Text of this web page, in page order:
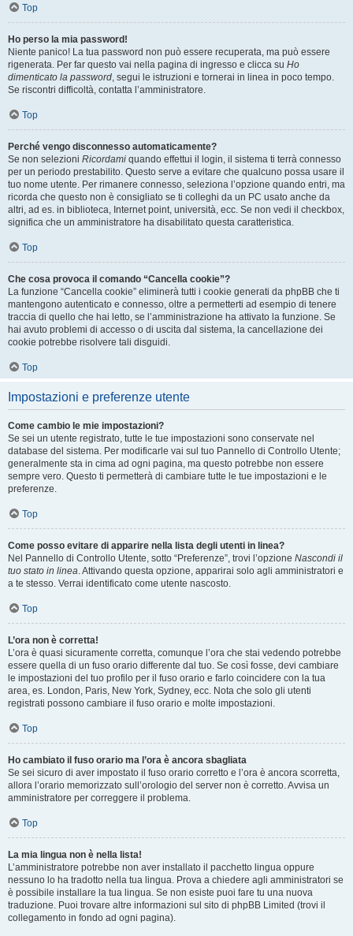
Top
Ho perso la mia password!
Niente panico! La tua password non può essere recuperata, ma può essere
rigenerata. Per far questo vai nella pagina di ingresso e clicca su Ho
dimenticato la password, segui le istruzioni e tornerai in linea in poco tempo.
Se riscontri difficoltà, contatta l’amministratore.
Top
Perché vengo disconnesso automaticamente?
Se non selezioni Ricordami quando effettui il login, il sistema ti terrà connesso
per un periodo prestabilito. Questo serve a evitare che qualcuno possa usare il
tuo nome utente. Per rimanere connesso, seleziona l’opzione quando entri, ma
ricorda che questo non è consigliato se ti colleghi da un PC usato anche da
altri, ad es. in biblioteca, Internet point, università, ecc. Se non vedi il checkbox,
significa che un amministratore ha disabilitato questa caratteristica.
Top
Che cosa provoca il comando “Cancella cookie”?
La funzione “Cancella cookie” eliminerà tutti i cookie generati da phpBB che ti
mantengono autenticato e connesso, oltre a permetterti ad esempio di tenere
traccia di quello che hai letto, se l’amministrazione ha attivato la funzione. Se
hai avuto problemi di accesso o di uscita dal sistema, la cancellazione dei
cookie potrebbe risolvere tali disguidi.
Top
Impostazioni e preferenze utente
Come cambio le mie impostazioni?
Se sei un utente registrato, tutte le tue impostazioni sono conservate nel
database del sistema. Per modificarle vai sul tuo Pannello di Controllo Utente;
generalmente sta in cima ad ogni pagina, ma questo potrebbe non essere
sempre vero. Questo ti permetterà di cambiare tutte le tue impostazioni e le
preferenze.
Top
Come posso evitare di apparire nella lista degli utenti in linea?
Nel Pannello di Controllo Utente, sotto “Preferenze”, trovi l’opzione Nascondi il
tuo stato in linea. Attivando questa opzione, apparirai solo agli amministratori e
a te stesso. Verrai identificato come utente nascosto.
Top
L’ora non è corretta!
L’ora è quasi sicuramente corretta, comunque l’ora che stai vedendo potrebbe
essere quella di un fuso orario differente dal tuo. Se così fosse, devi cambiare
le impostazioni del tuo profilo per il fuso orario e farlo coincidere con la tua
area, es. London, Paris, New York, Sydney, ecc. Nota che solo gli utenti
registrati possono cambiare il fuso orario e molte impostazioni.
Top
Ho cambiato il fuso orario ma l’ora è ancora sbagliata
Se sei sicuro di aver impostato il fuso orario corretto e l’ora è ancora scorretta,
allora l’orario memorizzato sull’orologio del server non è corretto. Avvisa un
amministratore per correggere il problema.
Top
La mia lingua non è nella lista!
L’amministratore potrebbe non aver installato il pacchetto lingua oppure
nessuno lo ha tradotto nella tua lingua. Prova a chiedere agli amministratori se
è possibile installare la tua lingua. Se non esiste puoi fare tu una nuova
traduzione. Puoi trovare altre informazioni sul sito di phpBB Limited (trovi il
collegamento in fondo ad ogni pagina).